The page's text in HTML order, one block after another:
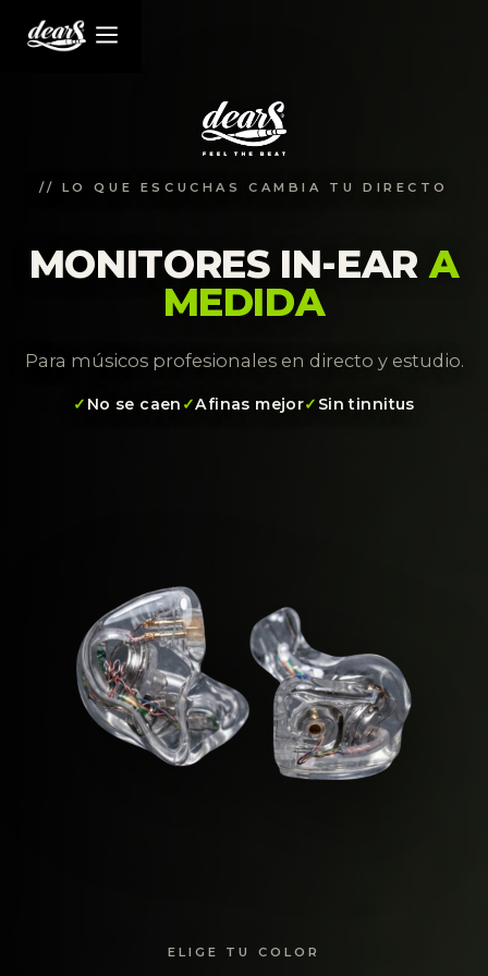
// LO QUE ESCUCHAS CAMBIA TU DIRECTO
MONITORES IN-EARA
MEDIDA
Para músicos profesionales en directo y estudio.
No se caen Afinas mejor Sin tinnitus
ELIGE TU COLOR